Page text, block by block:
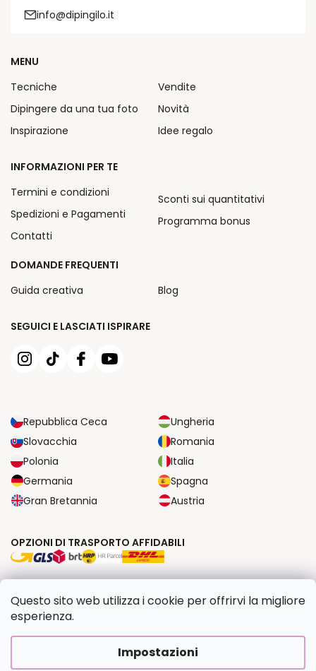
Questo sito web utilizza i cookie per offrirvi la migliore
esperienza.
Impostazioni
info@dipingilo.it
SEGUICI E LASCIATI ISPIRARE
Repubblica Ceca
Ungheria
Slovacchia
Romania
Polonia
Italia
Germania
Spagna
Gran Bretannia
Austria
MENU
Tecniche
Dipingere da una tua foto
Inspirazione
Vendite
Novità
Idee regalo
INFORMAZIONI PER TE
Termini e condizioni
Spedizioni e Pagamenti
Contatti
Sconti sui quantitativi
Programma bonus
DOMANDE FREQUENTI
Guida creativa
Blog
OPZIONI DI TRASPORTO AFFIDABILI
Creato da Shoptet Premium|UpraviloFV STUDIO
Copyright 2026Dipingilo.it. Tutti i diritti riservati.